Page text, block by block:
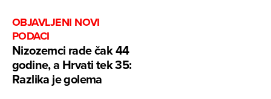
OBJAVLJENI NOVI
PODACI
Nizozemci rade čak 44
godine, a Hrvati tek 35:
Razlika je golema